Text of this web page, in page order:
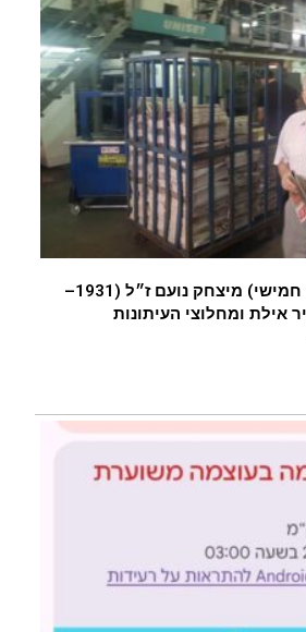
העיר אילת תיפרד ( חמישי) מיצחק נועם ז״ל (1931–
אילת ומחלוצי העיתונות